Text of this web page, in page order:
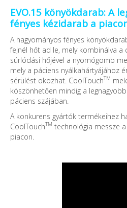
EVO.15 könyökdarab: A
fényes kézidarab a
A hagyományos fényes
fejnél hőt ad le, mely kombinálva a
súrlódási hőjével a nyomógomb
mely a páciens nyálkahártyájához
sérülést okozhat. CoolTouchTM
köszönhetően mindig a
páciens szájában.
A konkurens gyártók termékeihez
CoolTouchTM technológia messze
piacon.